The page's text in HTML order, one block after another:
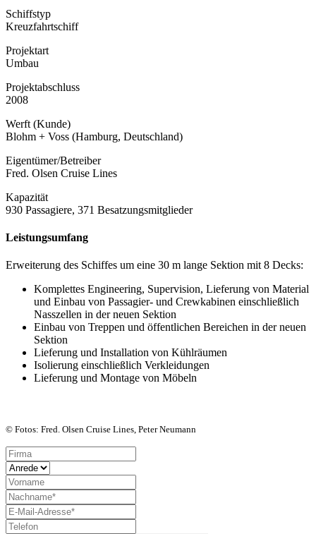
Schiffstyp
Kreuzfahrtschiff
Projektart
Umbau
Projektabschluss
2008
Werft (Kunde)
Blohm + Voss (Hamburg, Deutschland)
Eigentümer/Betreiber
Fred. Olsen Cruise Lines
Kapazität
930 Passagiere, 371 Besatzungsmitglieder
Leistungsumfang
Erweiterung des Schiffes um eine 30 m lange Sektion mit 8 Decks:
Komplettes Engineering, Supervision, Lieferung von Material
und Einbau von Passagier- und Crewkabinen einschließlich
Nasszellen in der neuen Sektion
Einbau von Treppen und öffentlichen Bereichen in der neuen
Sektion
Lieferung und Installation von Kühlräumen
Isolierung einschließlich Verkleidungen
Lieferung und Montage von Möbeln
© Fotos: Fred. Olsen Cruise Lines, Peter Neumann